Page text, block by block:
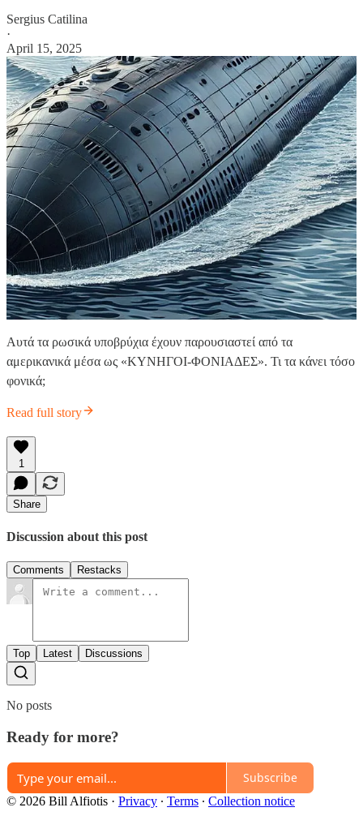
Sergius Catilina
·
April 15, 2025
Αυτά τα ρωσικά υποβρύχια έχουν παρουσιαστεί από τα
αμερικανικά μέσα ως «ΚΥΝΗΓΟΙ-ΦΟΝΙΑΔΕΣ». Τι τα κάνει τόσο
φονικά;
Read full story
1
Share
Discussion about this post
Comments Restacks
Top Latest Discussions
No posts
Ready for more?
Subscribe
© 2026 Bill Alfiotis · Privacy ∙ Terms ∙ Collection notice